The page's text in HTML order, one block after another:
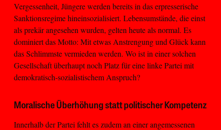
Vergessenheit, Jüngere werden bereits in das erpresserische
Sanktionsregime hineinsozialisiert. Lebensumstände, die einst
als prekär angesehen wurden, gelten heute als normal. Es
dominiert das Motto: Mit etwas Anstrengung und Glück kann
das Schlimmste vermieden werden. Wo ist in einer solchen
Gesellschaft überhaupt noch Platz für eine linke Partei mit
demokratisch-sozialistischem Anspruch?
Moralische Überhöhung statt politischer Kompetenz
Innerhalb der Partei fehlt es zudem an einer angemessenen